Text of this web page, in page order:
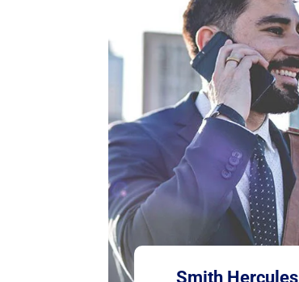
Smith Hercules